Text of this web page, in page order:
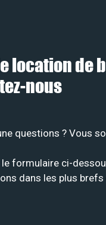
location de
nous
questions ? Vous
le formulaire ci-
dans les plus brefs